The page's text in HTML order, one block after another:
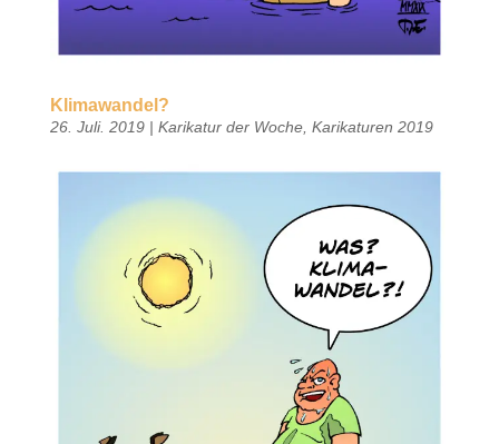
Klimawandel?
26. Juli. 2019| Karikatur der Woche, Karikaturen 2019